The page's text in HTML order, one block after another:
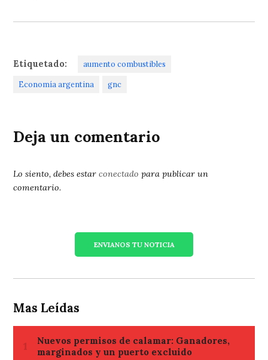
Etiquetado: aumento combustibles
Economía argentina gnc
Deja un comentario
Lo siento, debes estarconectado para publicar un
comentario.
ENVIANOS TU NOTICIA
Mas Leídas